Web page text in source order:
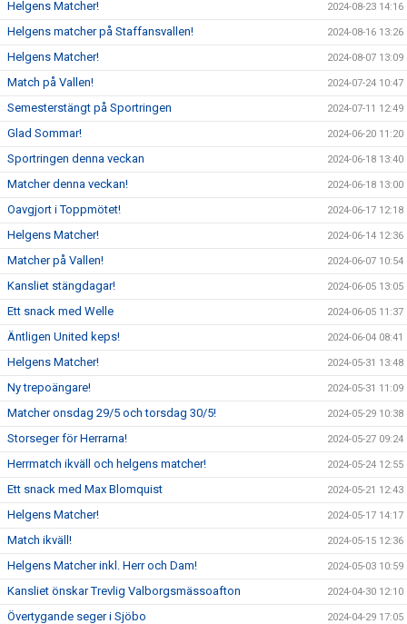
Helgens Matcher! 2024-08-23 14:16
Helgens matcher på Staffansvallen! 2024-08-16 13:26
Helgens Matcher! 2024-08-07 13:09
Match på Vallen! 2024-07-24 10:47
Semesterstängt på Sportringen 2024-07-11 12:49
Glad Sommar! 2024-06-20 11:20
Sportringen denna veckan 2024-06-18 13:40
Matcher denna veckan! 2024-06-18 13:00
Oavgjort i Toppmötet! 2024-06-17 12:18
Helgens Matcher! 2024-06-14 12:36
Matcher på Vallen! 2024-06-07 10:54
Kansliet stängdagar! 2024-06-05 13:05
Ett snack med Welle 2024-06-05 11:37
Äntligen United keps! 2024-06-04 08:41
Helgens Matcher! 2024-05-31 13:48
Ny trepoängare! 2024-05-31 11:09
Matcher onsdag 29/5 och torsdag 30/5! 2024-05-29 10:38
Storseger för Herrarna! 2024-05-27 09:24
Herrmatch ikväll och helgens matcher! 2024-05-24 12:55
Ett snack med Max Blomquist 2024-05-21 12:43
Helgens Matcher! 2024-05-17 14:17
Match ikväll! 2024-05-15 12:36
Helgens Matcher inkl. Herr och Dam! 2024-05-03 10:59
Kansliet önskar Trevlig Valborgsmässoafton 2024-04-30 12:10
Övertygande seger i Sjöbo 2024-04-29 17:05